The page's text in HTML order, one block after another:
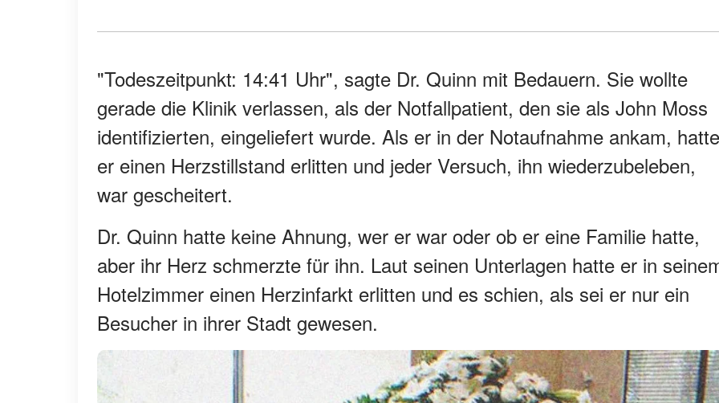
"Todeszeitpunkt: 14:41 Uhr", sagte Dr. Quinn mit Bedauern. Sie wollte
gerade die Klinik verlassen, als der Notfallpatient, den sie als John Moss
identifizierten, eingeliefert wurde. Als er in der Notaufnahme ankam, hatte
er einen Herzstillstand erlitten und jeder Versuch, ihn wiederzubeleben,
war gescheitert.
Dr. Quinn hatte keine Ahnung, wer er war oder ob er eine Familie hatte,
aber ihr Herz schmerzte für ihn. Laut seinen Unterlagen hatte er in
Hotelzimmer einen Herzinfarkt erlitten und es schien, als sei er nur ein
Besucher in ihrer Stadt gewesen.